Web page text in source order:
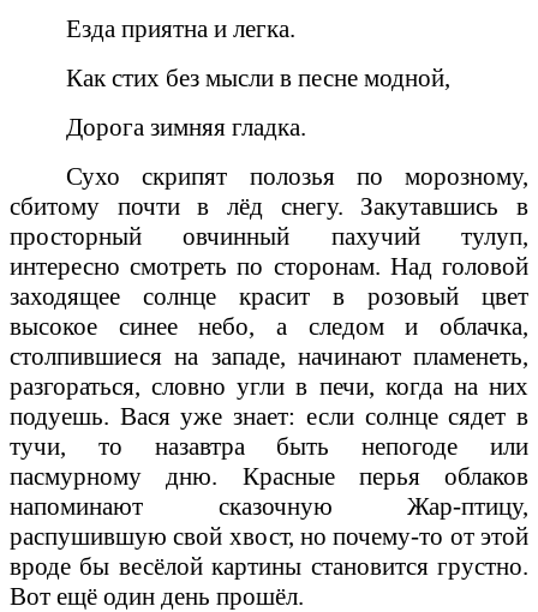
Езда приятна и легка.
Как стих без мысли в песне модной,
Дорога зимняя гладка.
Сухо скрипят полозья по морозному,
сбитому почти в лёд снегу. Закутавшись в
просторный овчинный пахучий тулуп,
интересно смотреть по сторонам. Над головой
заходящее солнце красит в розовый цвет
высокое синее небо, а следом и облачка,
столпившиеся на западе, начинают пламенеть,
разгораться, словно угли в печи, когда на них
подуешь. Вася уже знает: если солнце сядет в
тучи, то назавтра быть непогоде или
пасмурному дню. Красные перья облаков
напоминают сказочную Жар-птицу,
распушившую свой хвост, но почему-то от этой
вроде бы весёлой картины становится грустно.
Вот ещё один день прошёл.